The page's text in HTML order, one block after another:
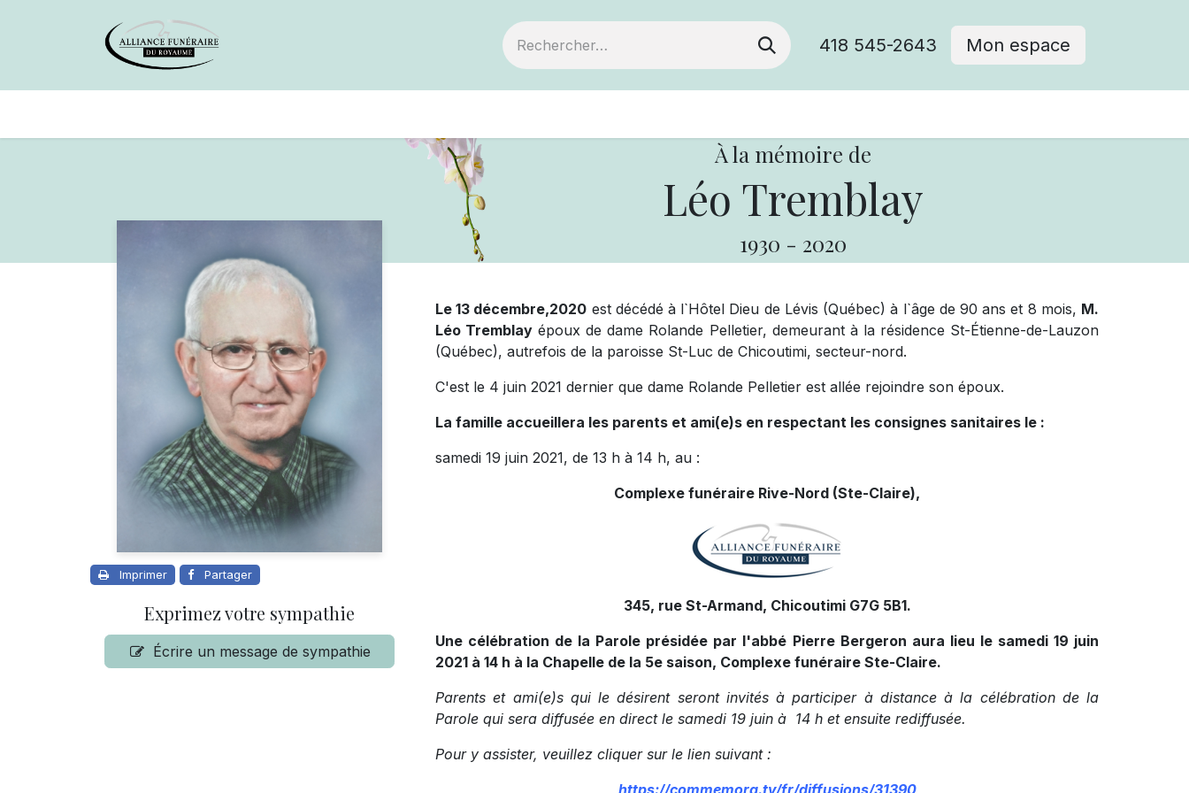
418 545-2643 Mon espace
À la mémoire de
Léo Tremblay
1930 - 2020
Imprimer Partager
Exprimez votre sympathie
Écrire un message de sympathie
Le 13 décembre,2020 est décédé à l`Hôtel Dieu de Lévis (Québec) à l`âge de 90 ans et 8 mois, M.
Léo Tremblay époux de dame Rolande Pelletier, demeurant à la résidence St-Étienne-de-Lauzon
(Québec), autrefois de la paroisse St-Luc de Chicoutimi, secteur-nord.
C'est le 4 juin 2021 dernier que dame Rolande Pelletier est allée rejoindre son époux.
La famille accueillera les parents et ami(e)s en respectant les consignes sanitaires le :
samedi 19 juin 2021, de 13 h à 14 h, au :
Complexe funéraire Rive-Nord (Ste-Claire),
345, rue St-Armand, Chicoutimi G7G 5B1.
Une célébration de la Parole présidée par l'abbé Pierre Bergeron aura lieu le samedi 19 juin
2021 à 14 h à la Chapelle de la 5e saison, Complexe funéraire Ste-Claire.
Parents et ami(e)s qui le désirent seront invités à participer à distance à la célébration de la
Parole qui sera diffusée en direct le samedi 19 juin à 14 h et ensuite rediffusée.
Pour y assister, veuillez cliquer sur le lien suivant :
https://commemora.tv/fr/diffusions/31390